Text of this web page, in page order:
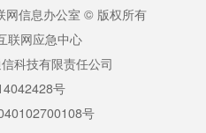
网信息办公室 © 版权所有
联网应急中心
科技有限责任公司
号
号